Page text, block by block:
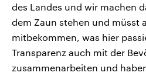
des Landes und wir machen
dem Zaun stehen und müsst
mitbekommen, was hier
Transparenz auch mit der
zusammenarbeiten und